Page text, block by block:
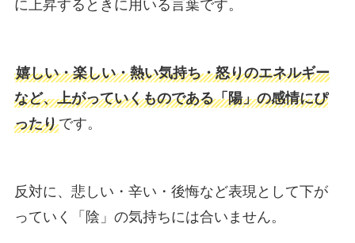
に上昇するときに用いる言葉です。
嬉しい・楽しい・熱い気持ち・怒りのエネルギー
など、上がっていくものである「陽」の感情にぴ
ったりです。
反対に、悲しい・辛い・後悔など表現として下が
っていく「陰」の気持ちには合いません。